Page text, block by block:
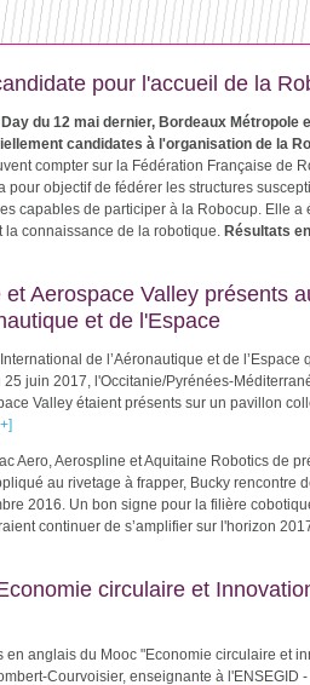
pour l'accueil de la
du 12 mai dernier, Bordeaux Métropole
candidates à l'organisation de la
compter sur la Fédération Française de
pour objectif de fédérer les structures
capables de participer à la Robocup. Elle a
la connaissance de la robotique. Résultats
Aerospace Valley présents
et de l'Espace
de l’Aéronautique et de l’Espace
juin 2017, l'Occitanie/Pyrénées-
Valley étaient présents sur un pavillon
Aero, Aerospline et Aquitaine Robotics de
au rivetage à frapper, Bucky rencontre
2016. Un bon signe pour la filière
continuer de s’amplifier sur l'horizon
circulaire et
en anglais du Mooc "Economie circulaire et
Courvoisier, enseignante à l'ENSEGID